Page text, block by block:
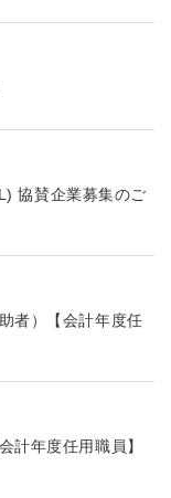
協賛企業募集のご
者）【会計年度任
計年度任用職員】